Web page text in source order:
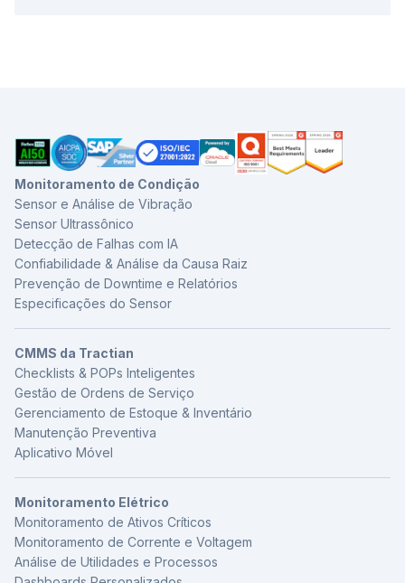
Monitoramento de Condição
Sensor e Análise de Vibração
Sensor Ultrassônico
Detecção de Falhas com IA
Confiabilidade & Análise da Causa Raiz
Prevenção de Downtime e Relatórios
Especificações do Sensor
CMMS da Tractian
Checklists & POPs Inteligentes
Gestão de Ordens de Serviço
Gerenciamento de Estoque & Inventário
Manutenção Preventiva
Aplicativo Móvel
Monitoramento Elétrico
Monitoramento de Ativos Críticos
Monitoramento de Corrente e Voltagem
Análise de Utilidades e Processos